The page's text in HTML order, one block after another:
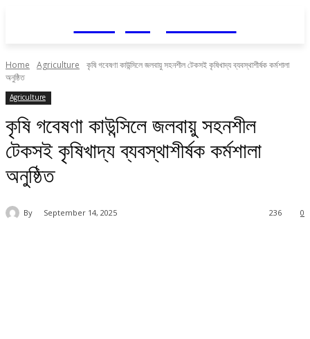
Home Agriculture
কৃষি গবেষণা কাউন্সিলে জলবায়ু সহনশীল টেকসই কৃষিখাদ্য ব্যবস্থাশীর্ষক কর্মশালা
অনুষ্ঠিত
Agriculture
কৃষি গবেষণা কাউন্সিলে জলবায়ু সহনশীল
টেকসই কৃষিখাদ্য ব্যবস্থাশীর্ষক কর্মশালা
অনুষ্ঠিত
By September 14, 2025 0
236